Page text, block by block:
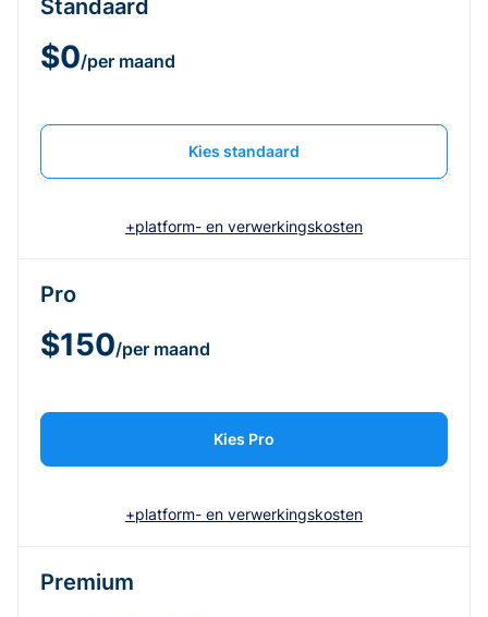
Standaard
$0/per maand
Kies standaard
+platform- en verwerkingskosten
Pro
$150/per maand
Kies Pro
+platform- en verwerkingskosten
Premium